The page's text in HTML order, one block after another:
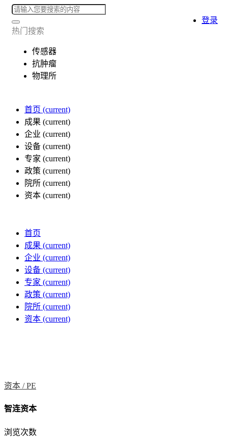
热门搜索
传感器
抗肿瘤
物理所
首页 (current)
成果 (current)
企业 (current)
设备 (current)
专家 (current)
政策 (current)
院所 (current)
资本 (current)
登录
首页
成果 (current)
企业 (current)
设备 (current)
专家 (current)
政策 (current)
院所 (current)
资本 (current)
资本 /PE
智连资本
浏览次数